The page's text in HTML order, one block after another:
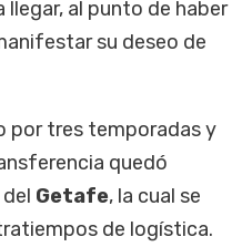
al punto de haber
su deseo de
por tres temporadas y
quedó
Getafe, la cual se
de logística.